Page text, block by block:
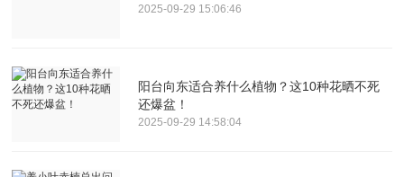
2025-09-29 15:06:46
阳台向东适合养什么植物？这10种花晒不死
还爆盆！
2025-09-29 14:58:04